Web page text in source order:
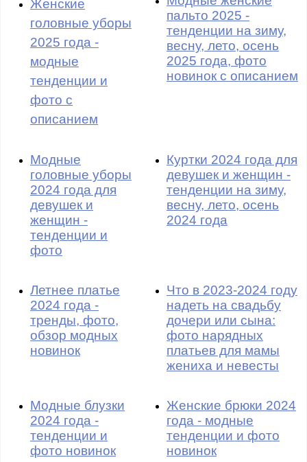
Женские
головные уборы
2025 года -
модные
тенденции и
фото с
описанием
пальто 2025 -
тенденции на зиму,
весну, лето, осень
2025 года, фото
новинок с описанием
Модные
головные уборы
2024 года для
девушек и
женщин -
тенденции и
фото
Куртки 2024 года для
девушек и женщин -
тенденции на зиму,
весну, лето, осень
2024 года
Летнее платье
2024 года -
тренды, фото,
обзор модных
новинок
Что в 2023-2024 году
надеть на свадьбу
дочери или сына:
фото нарядных
платьев для мамы
жениха и невесты
Модные блузки
2024 года -
тенденции и
фото новинок
Женские брюки 2024
года - модные
тенденции и фото
новинок